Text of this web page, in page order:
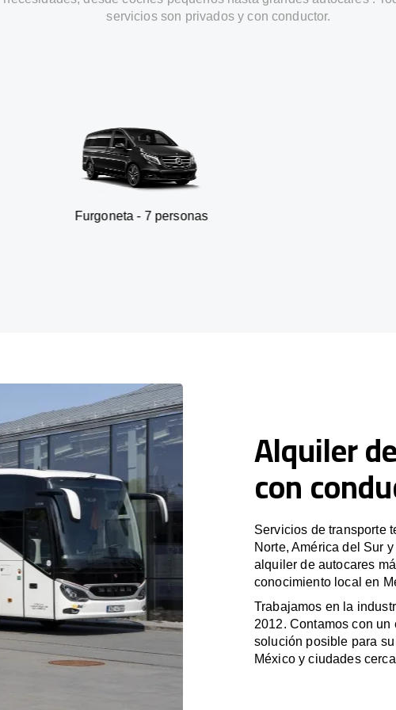
servicios son privados y con conductor.
Furgoneta - 7 personas SUV -
Alquiler
con
Servicios de transporte
Norte, América del Sur
alquiler de autocares
conocimiento local en
Trabajamos en la
2012. Contamos con
solución posible para
México y ciudades